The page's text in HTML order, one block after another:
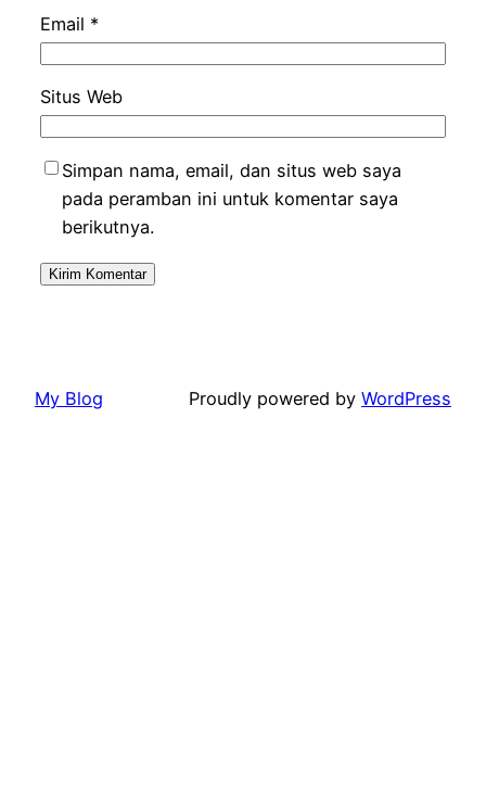
Email *
Situs Web
Simpan nama, email, dan situs web saya
pada peramban ini untuk komentar saya
berikutnya.
My Blog Proudly powered by WordPress